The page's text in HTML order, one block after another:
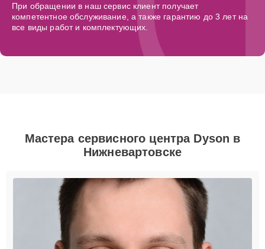
При обращении в наш сервис клиент получает
компетентное обслуживание, а также гарантию до 3 лет на
все виды работ и комплектующих.
Мастера сервисного центра Dyson в
Нижневартовске